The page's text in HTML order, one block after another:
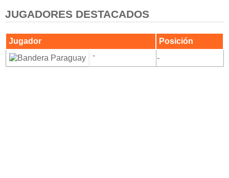
JUGADORES DESTACADOS
Jugador
Posición
-
-